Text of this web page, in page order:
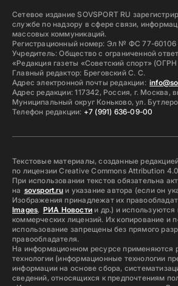
Сетевое издание SOVSPORT RU
службе по надзору в сфере связи,
массовых коммуникаций.
Регистрационный номер: Эл № ФС 77-60106
Учредитель: Общество с ограниченной
«Редакция газеты «Советский спорт»
Главный редактор: Бреговский С. С.
Адрес электронной почты редакции:
Адрес редакции: 117342, Россия, г. Москва,
Муниципальный округ Коньково, ул.
Телефон редакции: +7 (991) 636-09-00
Текстовые материалы, созданные
по лицензии Creative Commons Attribution
При использовании текстов обязательна
на sovsport.ruи указание автора (если он
Изображения принадлежат их
Images, РИА Новостии др.) и используются
коммерческих лицензий. Их копирование и
использование запрещены без прямого
правообладателя.
На информационном ресурсе применяются
технологии (информационные технологии
информации на основе сбора,
сведений, относящихся к предпочтениям